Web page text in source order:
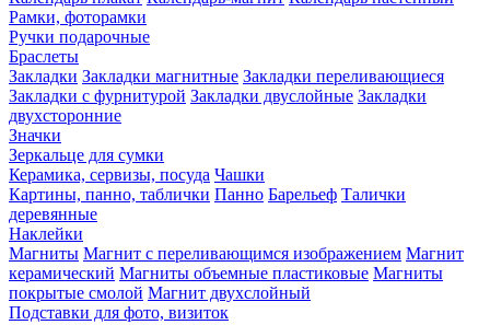
Рамки, фоторамки
Ручки подарочные
Браслеты
Закладки Закладки магнитные Закладки переливающиеся
Закладки с фурнитурой Закладки двуслойные Закладки
двухсторонние
Значки
Зеркальце для сумки
Керамика, сервизы, посуда Чашки
Картины, панно, таблички Панно Барельеф Талички
деревянные
Наклейки
Магниты Магнит с переливающимся изображением Магнит
керамический Магниты объемные пластиковые Магниты
покрытые смолой Магнит двухслойный
Подставки для фото, визиток